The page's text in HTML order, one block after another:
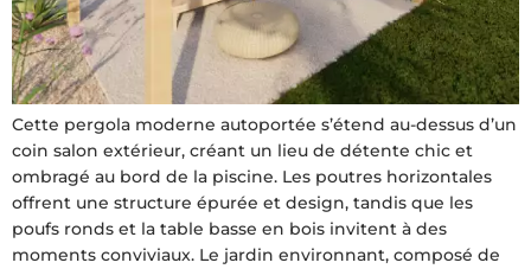
Cette pergola moderne autoportée s’étend au-dessus d’un
coin salon extérieur, créant un lieu de détente chic et
ombragé au bord de la piscine. Les poutres horizontales
offrent une structure épurée et design, tandis que les
poufs ronds et la table basse en bois invitent à des
moments conviviaux. Le jardin environnant, composé de